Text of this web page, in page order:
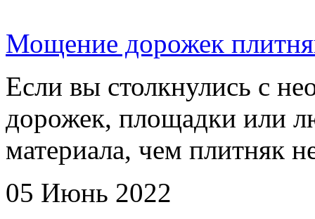
Мощение дорожек
Если вы столкнулись с
дорожек, площадки или
материала, чем плитняк
05 Июнь 2022